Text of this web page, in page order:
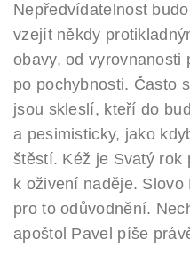
Nepředvídatelnost
vzejít někdy
obavy, od vyrovnanosti
po pochybnosti. Často
jsou skleslí, kteří do
a pesimisticky, jako
štěstí. Kéž je Svatý rok
k oživení naděje.
pro to odůvodnění.
apoštol Pavel píše